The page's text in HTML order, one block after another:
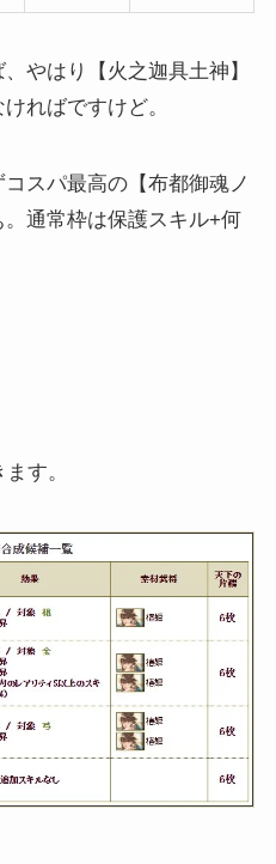
やはり【火之迦具土神】
ればですけど。
スパ最高の【布都御魂ノ
通常枠は保護スキル+何
す。